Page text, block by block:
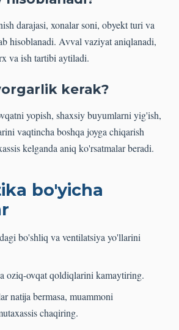
darajasi, xonalar soni, obyekt turi va
hisoblanadi. Avval vaziyat aniqlanadi,
va ish tartibi aytiladi.
kerak?
yopish, shaxsiy buyumlarni yig'ish,
vaqtincha boshqa joyga chiqarish
kelganda aniq ko'rsatmalar beradi.
bo'yicha
bo'shliq va ventilatsiya yo'llarini
oziq-ovqat qoldiqlarini kamaytiring.
natija bermasa, muammoni
chaqiring.